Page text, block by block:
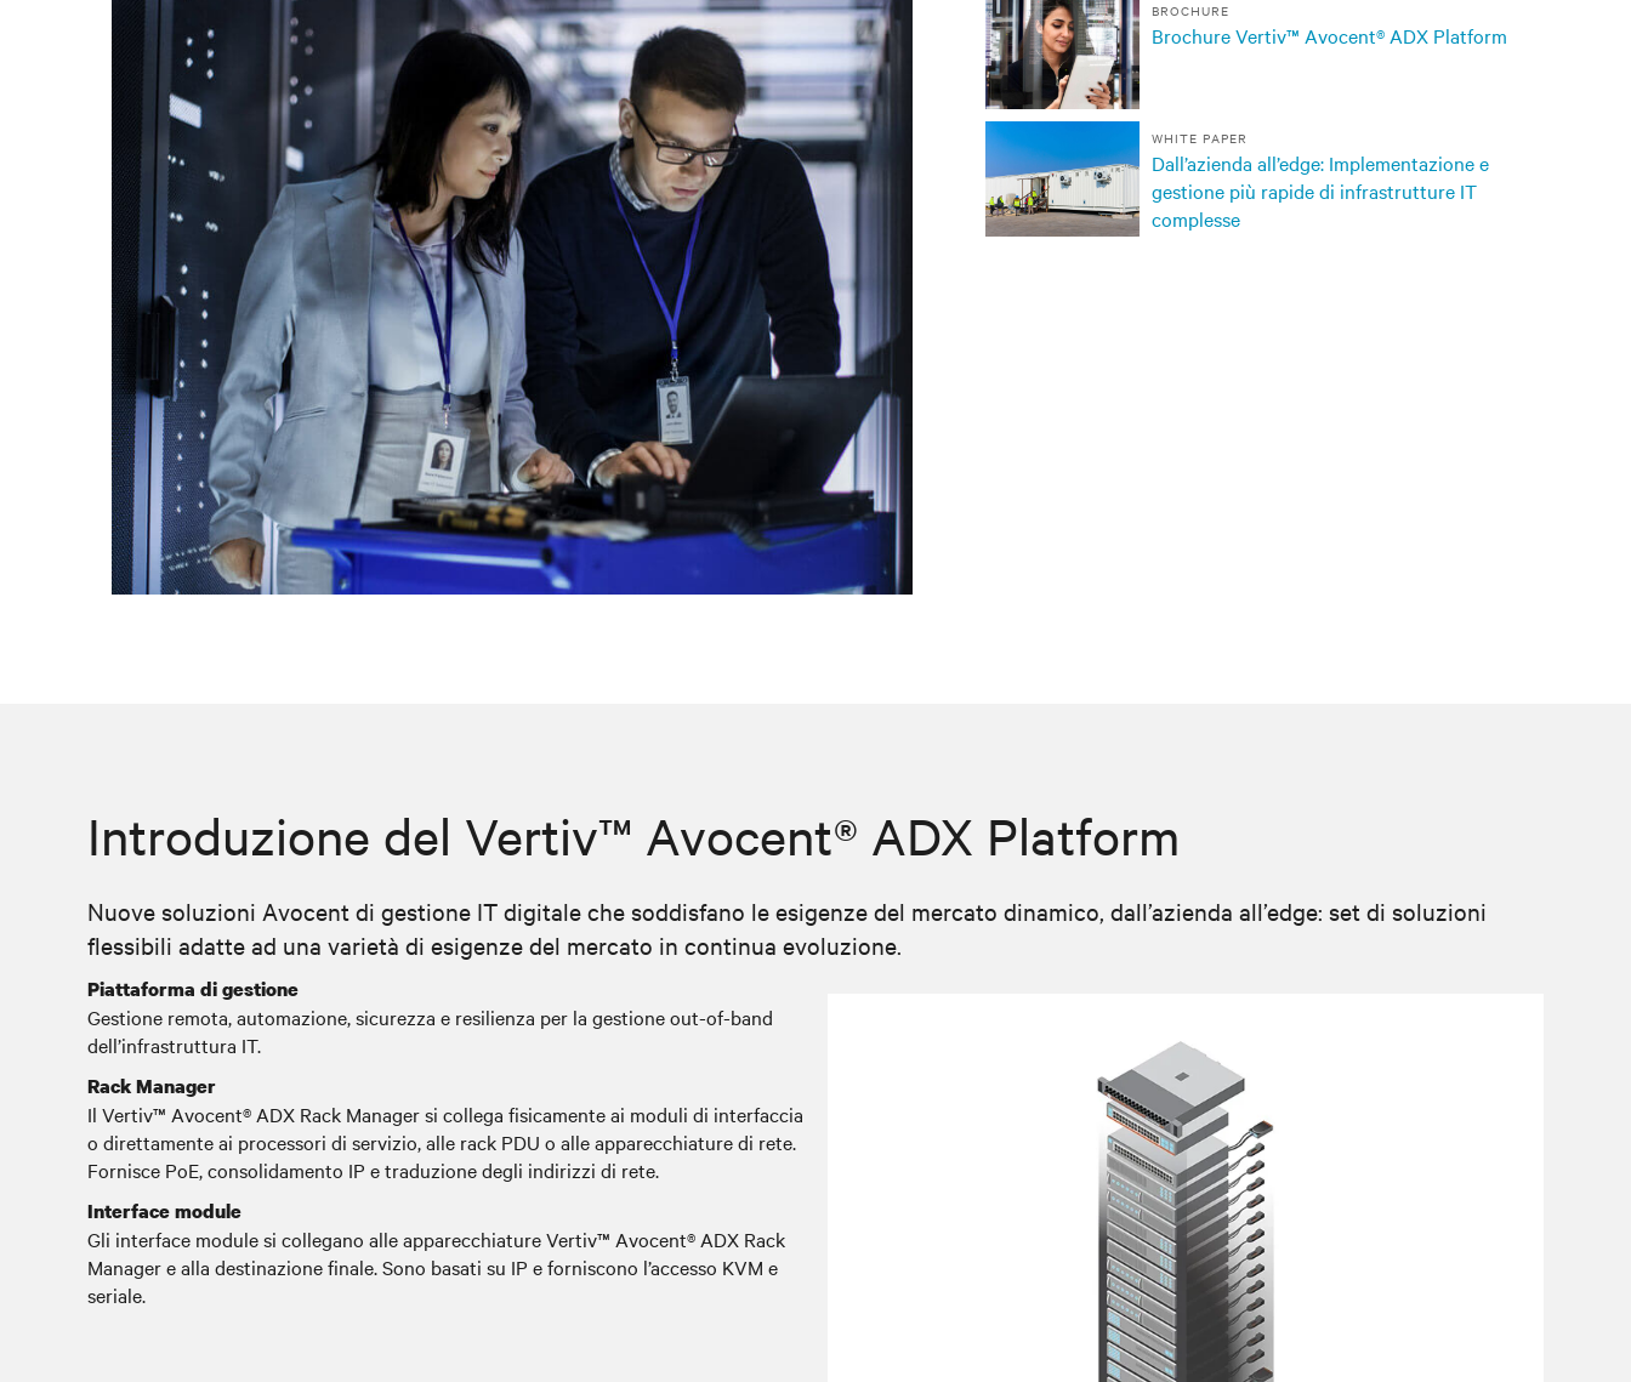
BROCHURE
Brochure Vertiv™ Avocent® ADX Platform
WHITE PAPER
Dall’azienda all’edge: Implementazione e
gestione più rapide di infrastrutture IT
complesse
Introduzione del Vertiv™ Avocent® ADX Platform
Nuove soluzioni Avocent di gestione IT digitale che soddisfano le esigenze del mercato dinamico, dall’azienda all’edge: set di soluzioni
flessibili adatte ad una varietà di esigenze del mercato in continua evoluzione.
Piattaforma di gestione
Gestione remota, automazione, sicurezza e resilienza per la gestione out-of-band
dell’infrastruttura IT.
Rack Manager
Il Vertiv™ Avocent® ADX Rack Manager si collega fisicamente ai moduli di interfaccia
o direttamente ai processori di servizio, alle rack PDU o alle apparecchiature di rete.
Fornisce PoE, consolidamento IP e traduzione degli indirizzi di rete.
Interface module
Gli interface module si collegano alle apparecchiature Vertiv™ Avocent® ADX Rack
Manager e alla destinazione finale. Sono basati su IP e forniscono l’accesso KVM e
seriale.